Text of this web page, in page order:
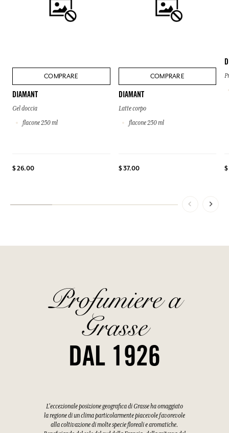
COMPRARE
DIAMANT
Gel doccia
flacone 250 ml
$ 26.00
COMPRARE
DIAMANT
Latte corpo
flacone 250 ml
$ 37.00
Profumiere a
Grasse
DAL 1926
L'eccezionale posizione geografica di Grasse ha omaggiato
la regione di un clima particolarmente piacevole favorevole
alla coltivazione di molte specie floreali e aromatiche.